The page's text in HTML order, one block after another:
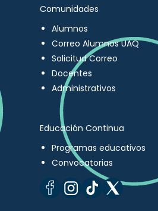
Comunidades
Alumnos
Correo Alumnos UAQ
Solicitud Correo
Docentes
Administrativos
Educación Continua
Programas educativos
Convocatorias